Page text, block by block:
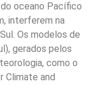
oceano Pacífico
interferem na
Os modelos de
gerados pelos
como o
Climate and